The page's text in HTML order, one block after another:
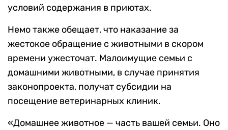
условий содержания в приютах.
Немо также обещает, что наказание за
жестокое обращение с животными в скором
времени ужесточат. Малоимущие семьи с
домашними животными, в случае принятия
законопроекта, получат субсидии на
посещение ветеринарных клиник.
«Домашнее животное — часть вашей семьи. Оно